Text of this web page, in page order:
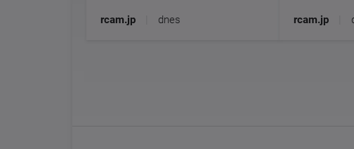
rcam.jp dnes rcam.jp